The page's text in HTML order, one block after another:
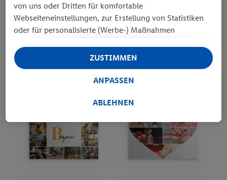
von uns oder Dritten für komfortable
Webseiteneinstellungen, zur Erstellung von Statistiken
oder für personalisierte (Werbe-) Maßnahmen
außerhalb der EU ohne angemessenes Schutzniveau
ein. Unter „Ablehnen“ können Sie nur den Einsatz
notwendiger Techniken zulassen. Unter „Anpassen“
Weitere Informationen, auch zu Ihrem jederzeitigen
Datenschutzhinweisen. Unser Impressum finden Sie
ABLEHNEN
ANPASSEN
ZUSTIMMEN